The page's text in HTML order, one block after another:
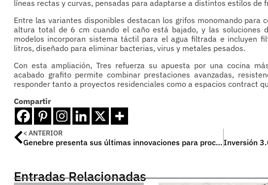
líneas rectas y curvas, pensadas para adaptarse a distintos estilos de
Entre las variantes disponibles destacan los grifos monomando para
altura total de 6 cm cuando el caño está bajado, y las soluciones
modelos incorporan sistema táctil para el agua filtrada e incluyen
litros, diseñado para eliminar bacterias, virus y metales pesados.
Con esta ampliación, Tres refuerza su apuesta por una cocina
acabado grafito permite combinar prestaciones avanzadas,
responder tanto a proyectos residenciales como a espacios contract
Compartir
< ANTERIOR
Genebre presenta sus últimas innovaciones para procesos industriales en Expoquimia 2026
Entradas Relacionadas